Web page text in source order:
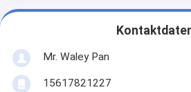
Mr. Waley Pan
15617821227